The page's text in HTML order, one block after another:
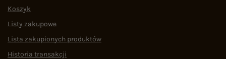
Koszyk
Listy zakupowe
Lista zakupionych produktów
Historia transakcji